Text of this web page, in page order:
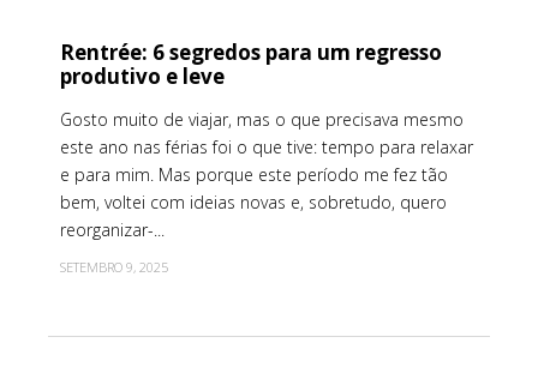
Rentrée: 6 segredos para um regresso
produtivo e leve
Gosto muito de viajar, mas o que precisava mesmo
este ano nas férias foi o que tive: tempo para relaxar
e para mim. Mas porque este período me fez tão
bem, voltei com ideias novas e, sobretudo, quero
reorganizar-...
SETEMBRO 9, 2025